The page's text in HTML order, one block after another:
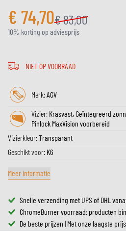
€ 74,70€ 83,00
10% korting op adviesprijs
NIET OP VOORRAAD
Merk:AGV
Vizier: Krasvast, Geïntegreerd
Pinlock MaxVision voorbereid
Vizierkleur:Transparant
Geschikt voor: K6
Meer informatie
Snelle verzending met UPS of DHL
ChromeBurner voorraad: producten
De beste prijzen | Met onze laagste